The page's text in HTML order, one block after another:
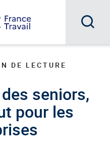
DE LECTURE
seniors,
pour les